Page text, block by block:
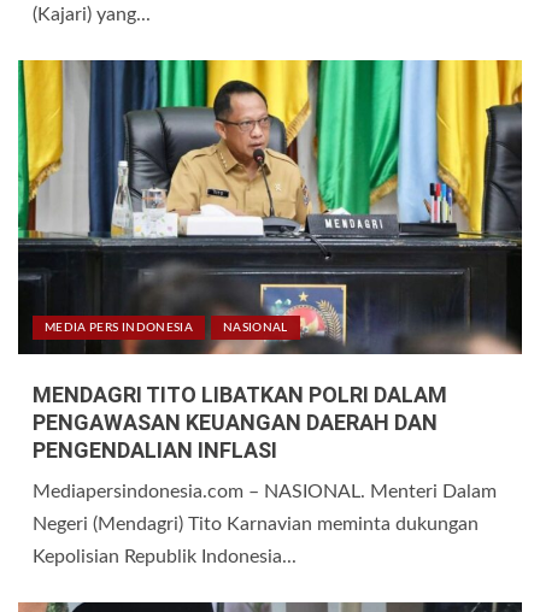
(Kajari) yang...
MEDIA PERS INDONESIA NASIONAL
MENDAGRI TITO LIBATKAN POLRI DALAM
PENGAWASAN KEUANGAN DAERAH DAN
PENGENDALIAN INFLASI
Mediapersindonesia.com – NASIONAL. Menteri Dalam
Negeri (Mendagri) Tito Karnavian meminta dukungan
Kepolisian Republik Indonesia...